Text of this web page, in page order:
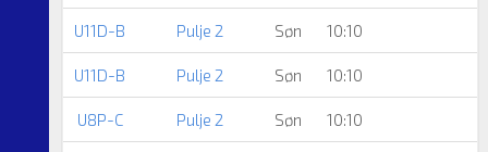
U11D-B Pulje 2 Søn 10:10
U11D-B Pulje 2 Søn 10:10
U8P-C Pulje 2 Søn 10:10